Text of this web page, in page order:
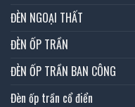
ĐÈN NGOẠI THẤT
ĐÈN ỐP TRẦN
ĐÈN ỐP TRẦN BAN CÔNG
Đèn ốp trần cổ điển